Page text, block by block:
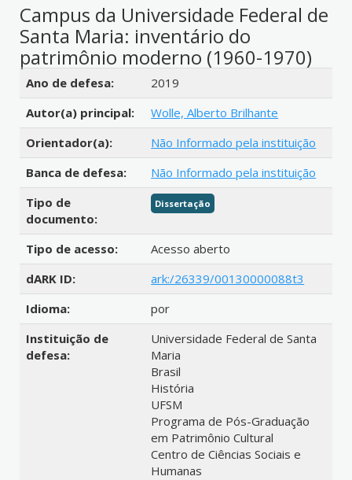
Campus da Universidade Federal de
Santa Maria: inventário do
patrimônio moderno (1960-1970)
Detalhes bibliográficos
Ano de defesa:
2019
Autor(a) principal:
Wolle, Alberto Brilhante
Orientador(a):
Não Informado pela instituição
Banca de defesa:
Não Informado pela instituição
Tipo de
documento:
Dissertação
Tipo de acesso:
Acesso aberto
dARK ID:
ark:/26339/00130000088t3
Idioma:
por
Instituição de
defesa:
Universidade Federal de Santa
Maria
Brasil
História
UFSM
Programa de Pós-Graduação
em Patrimônio Cultural
Centro de Ciências Sociais e
Humanas